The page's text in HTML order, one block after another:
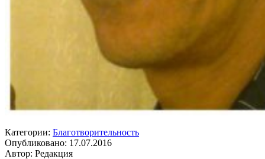
Категории: Благотворительность
Опубликовано: 17.07.2016
Автор: Редакция